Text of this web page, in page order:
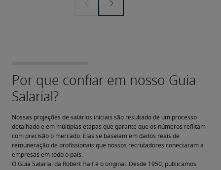
Nossas projeções de salários iniciais são resultado de um processo
detalhado e em múltiplas etapas que garante que os números reflitam
com precisão o mercado. Elas se baseiam em dados reais de
remuneração de profissionais que nossos recrutadores conectaram a
empresas em todo o país.
O Guia Salarial da Robert Half é o original. Desde 1950, publicamos